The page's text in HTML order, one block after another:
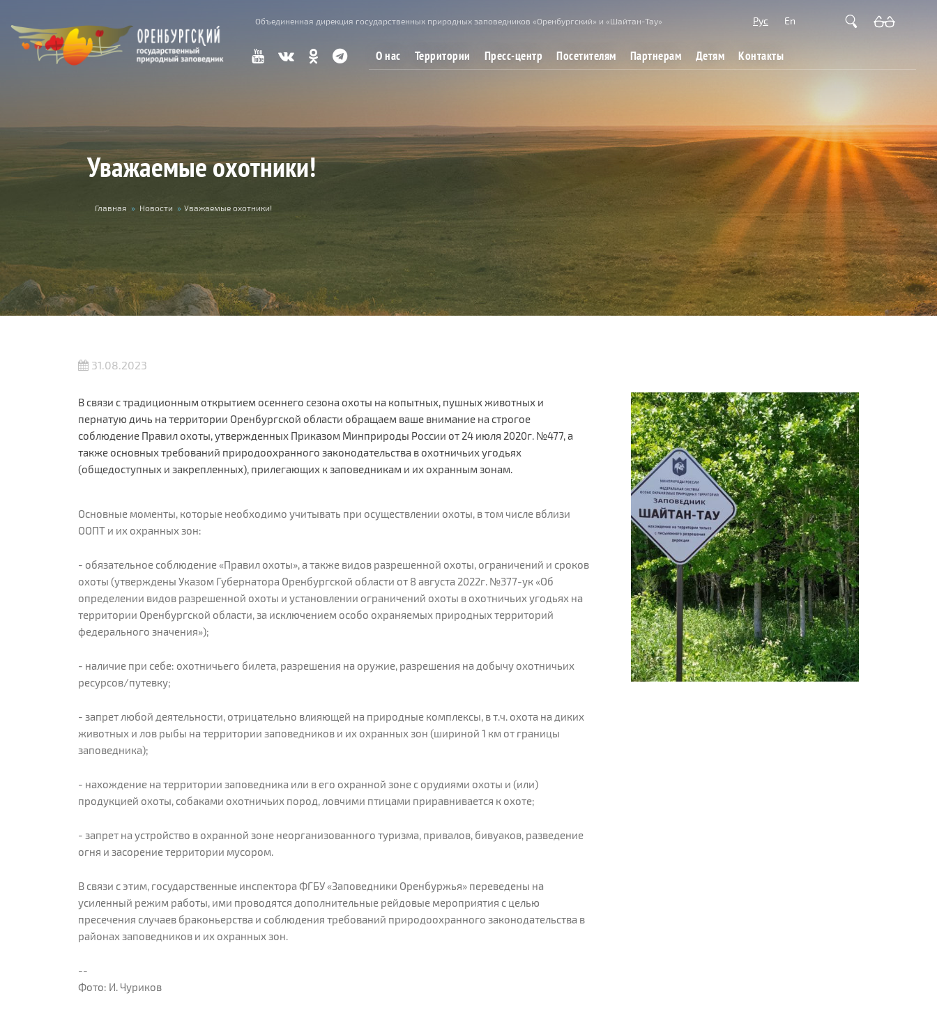
Объединенная дирекция государственных природных заповедников «Оренбургский» и «Шайтан-Тау» Рус En
О нас Территории Пресс-центр Посетителям Партнерам Детям Контакты
Уважаемые охотники!
Вы здесь
Главная » Новости » Уважаемые охотники!
31.08.2023
В связи с традиционным открытием осеннего сезона охоты на копытных, пушных животных и
пернатую дичь на территории Оренбургской области обращаем ваше внимание на строгое
соблюдение Правил охоты, утвержденных Приказом Минприроды России от 24 июля 2020г. №477, а
также основных требований природоохранного законодательства в охотничьих угодьях
(общедоступных и закрепленных), прилегающих к заповедникам и их охранным зонам.
Основные моменты, которые необходимо учитывать при осуществлении охоты, в том числе вблизи
ООПТ и их охранных зон:
- обязательное соблюдение «Правил охоты», а также видов разрешенной охоты, ограничений и сроков
охоты (утверждены Указом Губернатора Оренбургской области от 8 августа 2022г. №377-ук «Об
определении видов разрешенной охоты и установлении ограничений охоты в охотничьих угодьях на
территории Оренбургской области, за исключением особо охраняемых природных территорий
федерального значения»);
- наличие при себе: охотничьего билета, разрешения на оружие, разрешения на добычу охотничьих
ресурсов/путевку;
- запрет любой деятельности, отрицательно влияющей на природные комплексы, в т.ч. охота на диких
животных и лов рыбы на территории заповедников и их охранных зон (шириной 1 км от границы
заповедника);
- нахождение на территории заповедника или в его охранной зоне с орудиями охоты и (или)
продукцией охоты, собаками охотничьих пород, ловчими птицами приравнивается к охоте;
- запрет на устройство в охранной зоне неорганизованного туризма, привалов, бивуаков, разведение
огня и засорение территории мусором.
В связи с этим, государственные инспектора ФГБУ «Заповедники Оренбуржья» переведены на
усиленный режим работы, ими проводятся дополнительные рейдовые мероприятия с целью
пресечения случаев браконьерства и соблюдения требований природоохранного законодательства в
районах заповедников и их охранных зон.
--
Фото: И. Чуриков